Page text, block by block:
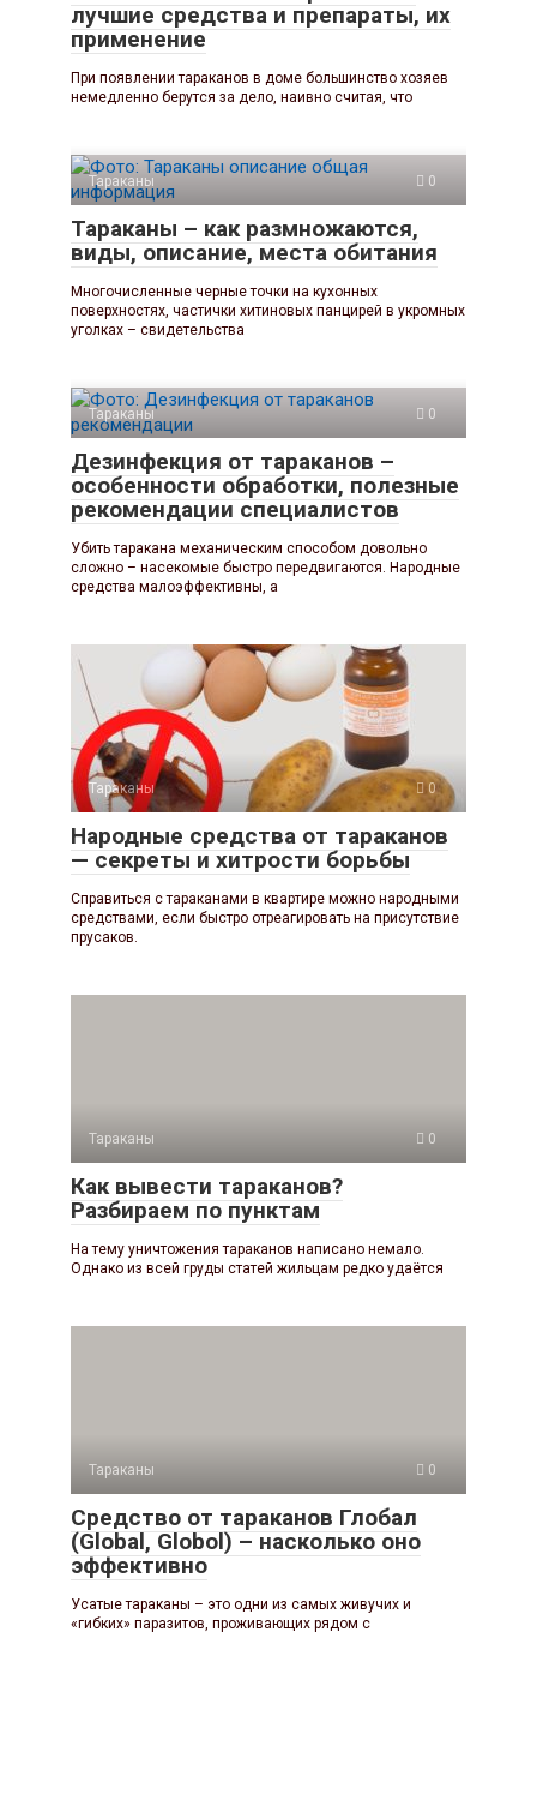
лучшие средства и препараты, их
применение
При появлении тараканов в доме большинство хозяев
немедленно берутся за дело, наивно считая, что
Тараканы 0
Тараканы – как размножаются,
виды, описание, места обитания
Многочисленные черные точки на кухонных
поверхностях, частички хитиновых панцирей в укромных
уголках – свидетельства
Тараканы 0
Дезинфекция от тараканов –
особенности обработки, полезные
рекомендации специалистов
Убить таракана механическим способом довольно
сложно – насекомые быстро передвигаются. Народные
средства малоэффективны, а
Тараканы 0
Народные средства от тараканов
— секреты и хитрости борьбы
Справиться с тараканами в квартире можно народными
средствами, если быстро отреагировать на присутствие
прусаков.
Тараканы 0
Как вывести тараканов?
Разбираем по пунктам
На тему уничтожения тараканов написано немало.
Однако из всей груды статей жильцам редко удаётся
Тараканы 0
Средство от тараканов Глобал
(Global, Globol) – насколько оно
эффективно
Усатые тараканы – это одни из самых живучих и
«гибких» паразитов, проживающих рядом с